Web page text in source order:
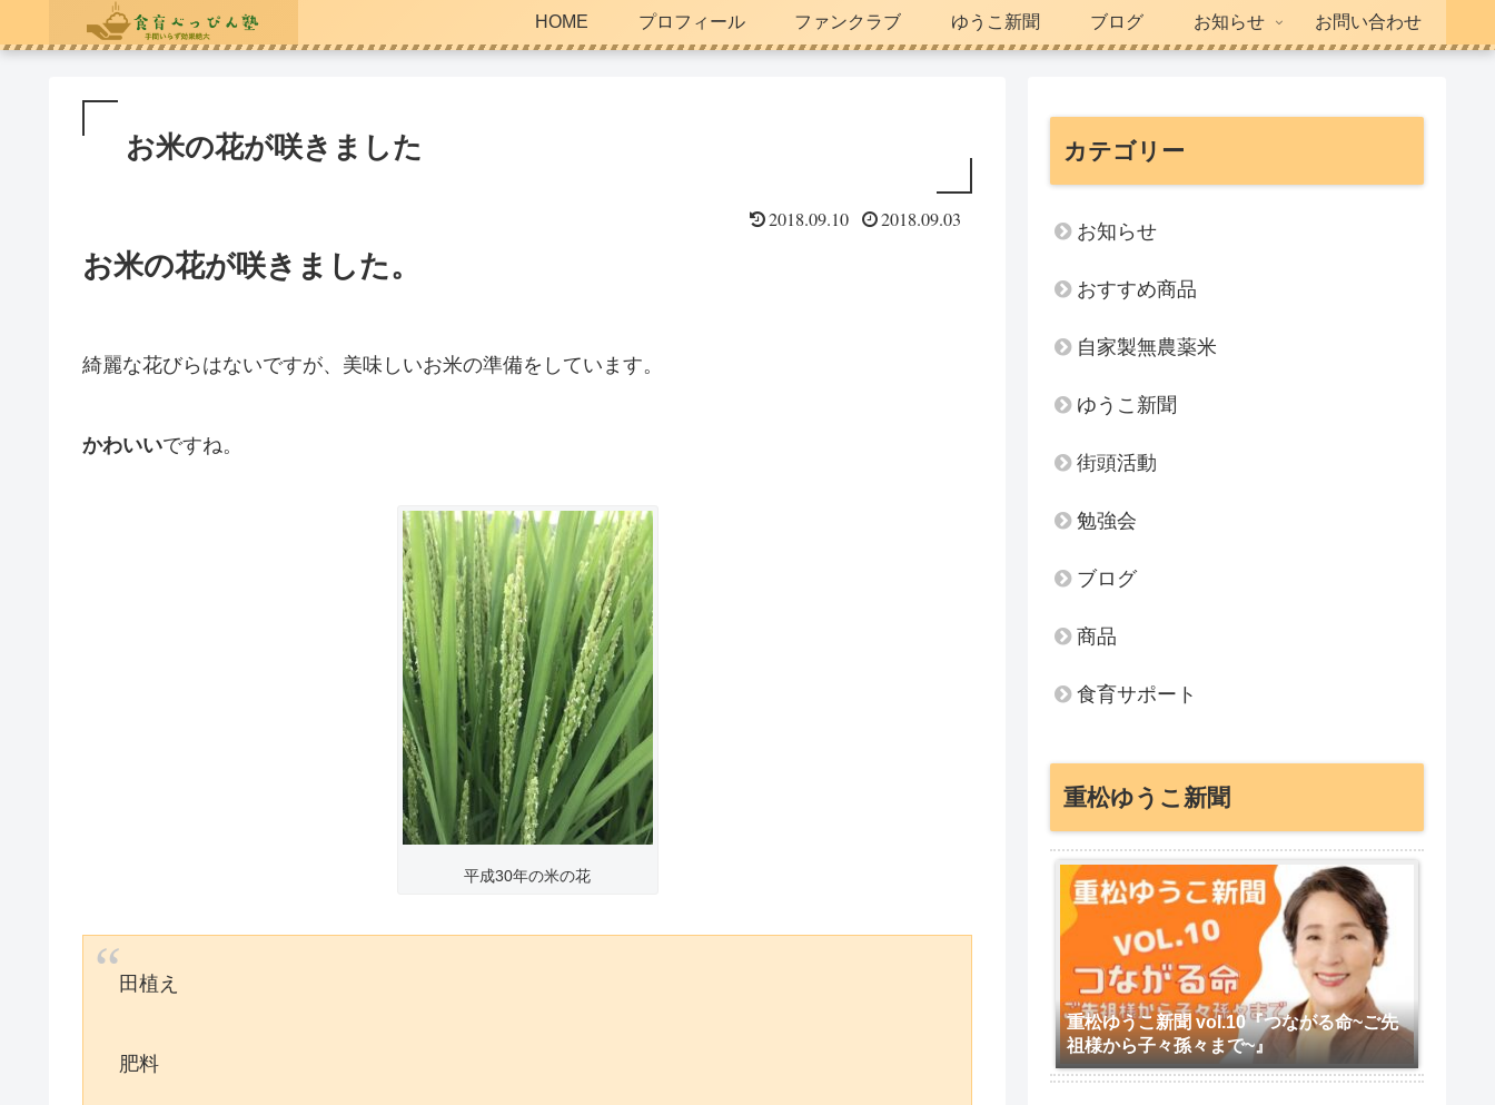
HOME プロフィール ファンクラブ ゆうこ新聞 ブログ お知らせ お問い合わせ
お米の花が咲きました
2018.09.10 2018.09.03
お米の花が咲きました。
綺麗な花びらはないですが、美味しいお米の準備をしています。
かわいいですね。
平成30年の米の花
田植え
肥料
カテゴリー
お知らせ
おすすめ商品
自家製無農薬米
ゆうこ新聞
街頭活動
勉強会
ブログ
商品
食育サポート
重松ゆうこ新聞
重松ゆうこ新聞 vol.10『つながる命~ご先
祖様から子々孫々まで~』